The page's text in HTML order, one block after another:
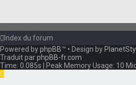
Index du forum
Powered byphpBB™ • Design by
Traduit parphpBB-fr.com
Time: 0.085s | Peak Memory Usage: 10 Mio